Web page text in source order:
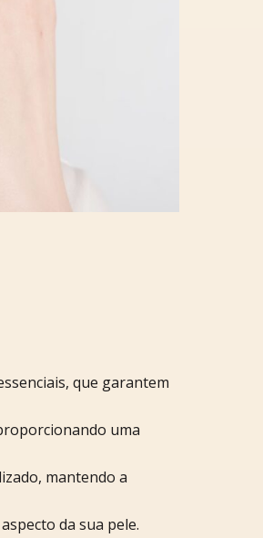
que garantem
uma
mantendo a
da sua pele.